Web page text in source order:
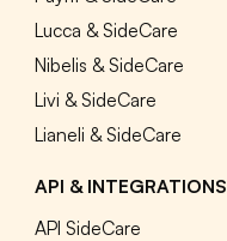
Lucca & SideCare
Nibelis & SideCare
Livi & SideCare
Lianeli & SideCare
API & INTEGRATIONS
API SideCare